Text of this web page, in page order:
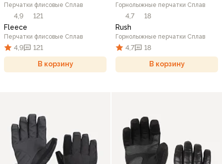
Перчатки флисовые Сплав
4,9
121
Fleece
Перчатки флисовые Сплав
4,9 121
В корзину
Горнолыжные перчатки Сплав
4,7
18
Rush
Горнолыжные перчатки Сплав
4,7 18
В корзину